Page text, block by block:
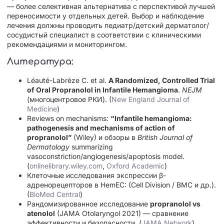
— более селективная альтернатива с перспективой лучшей
переносимости у отдельных детей. Выбор и наблюдение
лечения должны проводить педиатр/детский дерматолог/
сосудистый специалист в соответствии с клиническими
рекомендациями и мониторингом.
Литература:
Léauté-Labrèze C. et al. A Randomized, Controlled Trial
of Oral Propranolol in Infantile Hemangioma. NEJM
(многоцентровое РКИ). (New England Journal of
Medicine)
Reviews on mechanisms: “Infantile hemangioma:
pathogenesis and mechanisms of action of
propranolol” (Wiley) и обзоры в British Journal of
Dermatology summarizing
vasoconstriction/angiogenesis/apoptosis model.
(onlinelibrary.wiley.com, Oxford Academic)
Клеточные исследования экспрессии β-
адренорецепторов в HemEC: (Cell Division / BMC и др.).
(BioMed Central)
Рандомизированное исследование propranolol vs
atenolol (JAMA Otolaryngol 2021) — сравнение